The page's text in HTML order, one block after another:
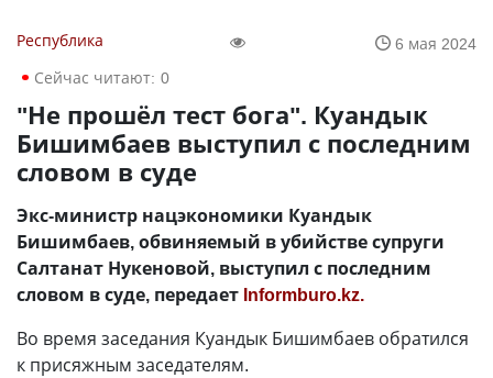
Республика
6 мая 2024
Сейчас читают: 0
"Не прошёл тест бога". Куандык
Бишимбаев выступил с последним
словом в суде
Экс-министр нацэкономики Куандык
Бишимбаев, обвиняемый в убийстве супруги
Салтанат Нукеновой, выступил с последним
словом в суде, передает Informburo.kz.
Во время заседания Куандык Бишимбаев обратился
к присяжным заседателям.